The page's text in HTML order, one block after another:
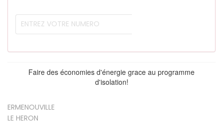
Faire des économies d'énergie grace au programme
d'isolation!
ERMENOUVILLE
LE HERON